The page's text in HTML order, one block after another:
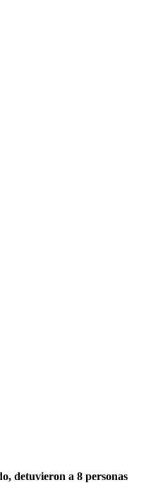
detuvieron a 8 personas